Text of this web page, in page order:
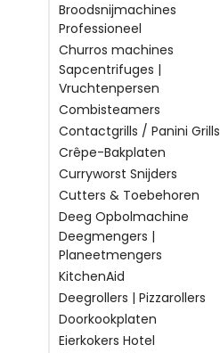
Broodsnijmachines
Professioneel
Churros machines
Sapcentrifuges |
Vruchtenpersen
Combisteamers
Contactgrills / Panini Grills
Crêpe-Bakplaten
Curryworst Snijders
Cutters & Toebehoren
Deeg Opbolmachine
Deegmengers |
Planeetmengers
KitchenAid
Deegrollers | Pizzarollers
Doorkookplaten
Eierkokers Hotel